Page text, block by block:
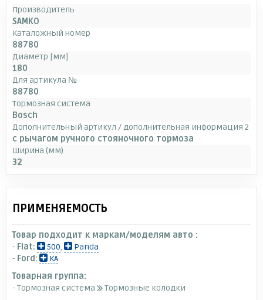
Производитель
SAMKO
Каталожный номер
88780
Диаметр [мм]
180
Для артикула №
88780
Тормозная система
Bosch
Дополнительный артикул / дополнительная информация 2
с рычагом ручного стояночного тормоза
Ширина (мм)
32
ПРИМЕНЯЕМОСТЬ
Товар подходит к маркам/моделям авто :
- Fiat: 500,
Panda
- Ford:
KA
Товарная группа:
- Тормозная система
Тормозные колодки